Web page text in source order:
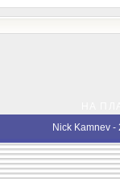
Nick Kamnev -